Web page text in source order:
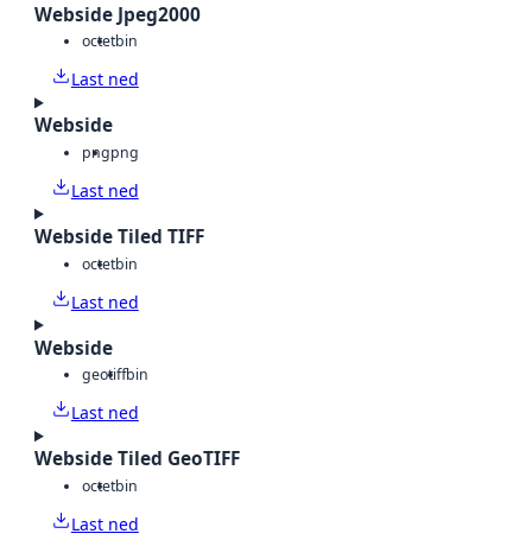
Webside Jpeg2000
octetbin
Last ned
Webside
pngpng
Last ned
Webside Tiled TIFF
octetbin
Last ned
Webside
geotiffbin
Last ned
Webside Tiled GeoTIFF
octetbin
Last ned